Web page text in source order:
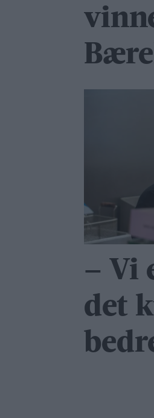
– Vi
det